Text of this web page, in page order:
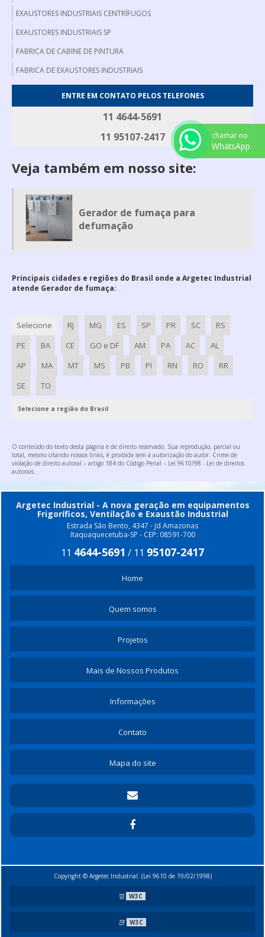
EXAUSTORES INDUSTRIAIS CENTRÍFUGOS
EXAUSTORES INDUSTRIAIS SP
FABRICA DE CABINE DE PINTURA
FABRICA DE EXAUSTORES INDUSTRIAIS
FABRICANTE DE FILTRO DE MANGA
GERADOR DE FUMAÇA
MESA DE DESOSSA
MESA DE EMBALAGEM
MESA PARA CORTAR CARNE
ROTOR PARA EXAUSTOR
TUBULAÇÃO DE AR INDUSTRIAL
VENTILADOR CENTRÍFUGO ALTA PRESSÃO
VENTILADOR CENTRIFUGO ALTA VAZÃO
VENTILADOR CENTRIFUGO SP
EXAUSTOR CENTRIFUGO INDUSTRIAL RADIAL
ESTUFA DE COZIMENTO
ROTOR EXAUSTOR AXIAL
ROSCA TRANSPORTADORA PREÇO
EXAUSTOR CENTRIFUGO RADIAL
ENTRE EM CONTATO PELOS TELEFONES
11 4644-5691
11 95107-2417
Veja também em nosso site:
Gerador de fumaça para
defumação
Principais cidades e regiões do Brasil onde a Argetec Industrial
atende Gerador de fumaça:
Selecione RJ MG ES SP PR SC
RS
PE
BA CE GO e DF AM PA AC
AL
AP
MA MT MS PB PI RN RO
RR
SE
TO
Selecione a região do Brasil
O conteúdo do texto desta página é de direito reservado. Sua reprodução, parcial ou
total, mesmo citando nossos links, é proibida sem a autorização do autor. Crime de
violação de direito autoral – artigo 184 do Código Penal – Lei 9610/98 - Lei de direitos
autorais
Argetec Industrial - A nova geração em equipamentos
Frigoríficos, Ventilação e Exaustão Industrial
Estrada São Bento, 4347 - Jd Amazonas
Itaquaquecetuba-SP - CEP: 08591-700
11 4644-5691 / 11 95107-2417
Home
Quem somos
Projetos
Mais de Nossos Produtos
Informações
Contato
Mapa do site
Copyright © Argetec Industrial. (Lei 9610 de 19/02/1998)
W3C
W3C
chamar no
WhatsApp